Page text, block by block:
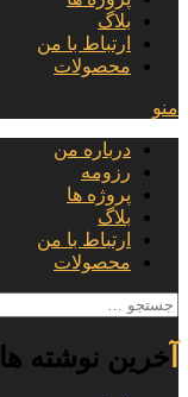
بلاگ
ارتباط با من
محصولات
منو
درباره من
رزومه
پروژه ها
بلاگ
ارتباط با من
محصولات
جستجو
آخرین نوشته ها